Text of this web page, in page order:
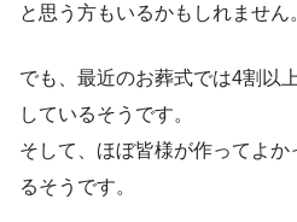
と思う方もいるかもしれません
でも、最近のお葬式では4割以
しているそうです。
そして、ほぼ皆様が作ってよ
るそうです。